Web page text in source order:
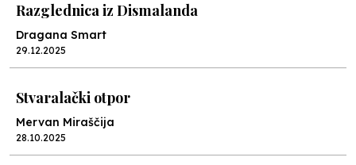
Razglednica iz Dismalanda
Dragana Smart
29.12.2025
Stvaralački otpor
Mervan Miraščija
28.10.2025